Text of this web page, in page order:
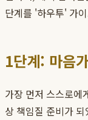
단계를 '하우투' 가
1단계: 마음
가장 먼저 스스로에
상 책임질 준비가